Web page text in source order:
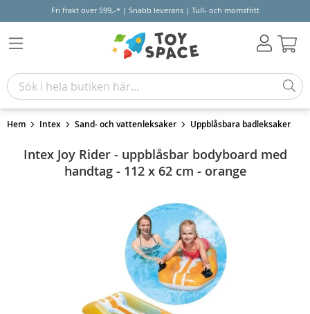
Fri frakt över 599,-* | Snabb leverans | Tull- och momsfritt
Hem Intex Sand- och vattenleksaker Uppblåsbara badleksaker
Intex Joy Rider - uppblåsbar bodyboard med
handtag - 112 x 62 cm - orange